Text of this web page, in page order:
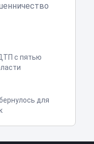
с пятью
для